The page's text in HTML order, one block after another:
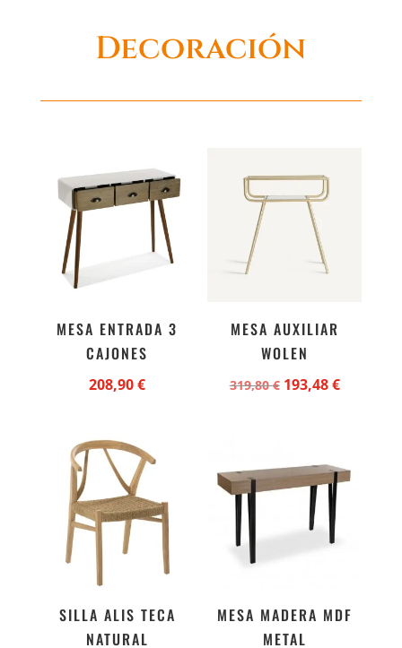
Decoración
MESA ENTRADA 3
CAJONES
208,90€
MESA AUXILIAR
WOLEN
319,80€ El
319,80 €.
193,48€El
193,48 €.
SILLA ALIS TECA
NATURAL
MESA MADERA MDF
METAL